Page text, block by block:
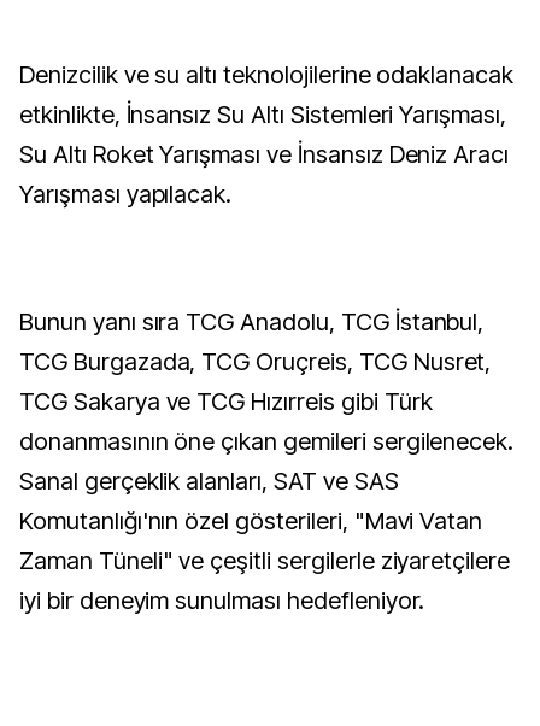
Denizcilik ve su altı teknolojilerine odaklanacak
etkinlikte, İnsansız Su Altı Sistemleri Yarışması,
Su Altı Roket Yarışması ve İnsansız Deniz Aracı
Yarışması yapılacak.
Bunun yanı sıra TCG Anadolu, TCG İstanbul,
TCG Burgazada, TCG Oruçreis, TCG Nusret,
TCG Sakarya ve TCG Hızırreis gibi Türk
donanmasının öne çıkan gemileri sergilenecek.
Sanal gerçeklik alanları, SAT ve SAS
Komutanlığı'nın özel gösterileri, "Mavi Vatan
Zaman Tüneli" ve çeşitli sergilerle ziyaretçilere
iyi bir deneyim sunulması hedefleniyor.